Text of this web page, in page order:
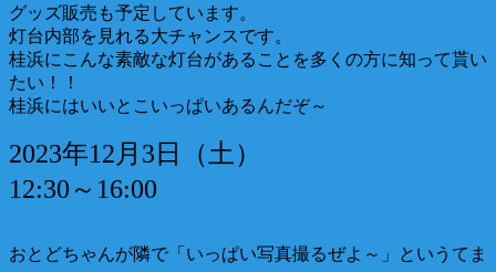
グッズ販売も予定しています。
灯台内部を見れる大チャンスです。
桂浜にこんな素敵な灯台があることを多くの方に知って貰い
たい！！
桂浜にはいいとこいっぱいあるんだぞ～
2023年12月3日（土）
12:30～16:00
おとどちゃんが隣で「 いっぱい写真撮るぜよ～」というてま